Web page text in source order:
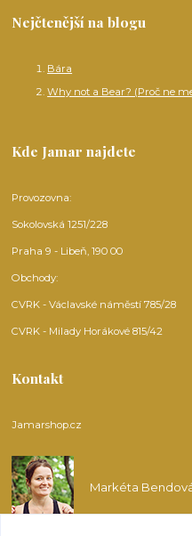
Nejčtenější na blogu
Bára
Why not a Bear? (Proč ne
Kde Jamar najdete
Provozovna:
Sokolovská 1251/228
Praha 9 - Libeň, 190 00
Obchody:
CVRK - Václavské náměstí 785/28
CVRK - Milady Horákové 815/42
Kontakt
Jamarshop.cz
Markéta